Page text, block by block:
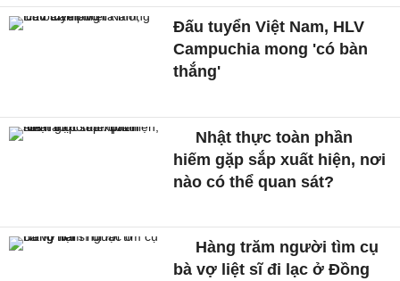
Đấu tuyển Việt Nam, HLV
Campuchia mong 'có bàn
thắng'
Nhật thực toàn phần
hiếm gặp sắp xuất hiện, nơi
nào có thể quan sát?
Hàng trăm người tìm cụ
bà vợ liệt sĩ đi lạc ở Đồng